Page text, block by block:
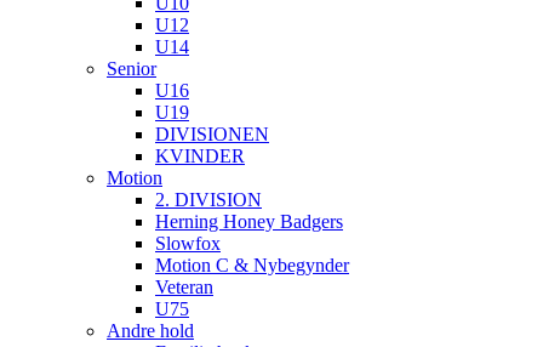
U12
U14
Senior
U16
U19
DIVISIONEN
KVINDER
Motion
2. DIVISION
Herning Honey Badgers
Slowfox
Motion C & Nybegynder
Veteran
U75
Andre hold